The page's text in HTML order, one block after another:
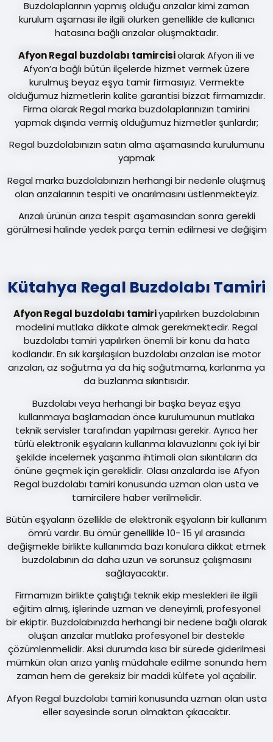
Buzdolaplarının yapmış olduğu arızalar kimi zaman
kurulum aşaması ile ilgili olurken genellikle de kullanıcı
hatasına bağlı arızalar oluşmaktadır.
Afyon Regal buzdolabı tamircisiolarak Afyon ili ve
Afyon’a bağlı bütün ilçelerde hizmet vermek üzere
kurulmuş beyaz eşya tamir firmasıyız. Vermekte
olduğumuz hizmetlerin kalite garantisi bizzat firmamızdır.
Firma olarak Regal marka buzdolaplarınızın tamirini
yapmak dışında vermiş olduğumuz hizmetler şunlardır;
Regal buzdolabınızın satın alma aşamasında kurulumunu
yapmak
Regal marka buzdolabınızın herhangi bir nedenle oluşmuş
olan arızalarının tespiti ve onarılmasını üstlenmekteyiz.
Arızalı ürünün arıza tespit aşamasından sonra gerekli
görülmesi halinde yedek parça temin edilmesi ve değişim
Kütahya Regal Buzdolabı Tamiri
Afyon Regal buzdolabı tamiriyapılırken buzdolabının
modelini mutlaka dikkate almak gerekmektedir. Regal
buzdolabı tamiri yapılırken önemli bir konu da hata
kodlarıdır. En sık karşılaşılan buzdolabı arızaları ise motor
arızaları, az soğutma ya da hiç soğutmama, karlanma ya
da buzlanma sıkıntısıdır.
Buzdolabı veya herhangi bir başka beyaz eşya
kullanmaya başlamadan önce kurulumunun mutlaka
teknik servisler tarafından yapılması gerekir. Ayrıca her
türlü elektronik eşyaların kullanma kılavuzlarını çok iyi bir
şekilde incelemek yaşanma ihtimali olan sıkıntıların da
önüne geçmek için gereklidir. Olası arızalarda ise Afyon
Regal buzdolabı tamiri konusunda uzman olan usta ve
tamircilere haber verilmelidir.
Bütün eşyaların özellikle de elektronik eşyaların bir kullanım
ömrü vardır. Bu ömür genellikle 10- 15 yıl arasında
değişmekle birlikte kullanımda bazı konulara dikkat etmek
buzdolabının da daha uzun ve sorunsuz çalışmasını
sağlayacaktır.
Firmamızın birlikte çalıştığı teknik ekip meslekleri ile ilgili
eğitim almış, işlerinde uzman ve deneyimli, profesyonel
bir ekiptir. Buzdolabınızda herhangi bir nedene bağlı olarak
oluşan arızalar mutlaka profesyonel bir destekle
çözümlenmelidir. Aksi durumda kısa bir sürede giderilmesi
mümkün olan arıza yanlış müdahale edilme sonunda hem
zaman hem de gereksiz bir maddi külfete yol açabilir.
Afyon Regal buzdolabı tamiri konusunda uzman olan usta
eller sayesinde sorun olmaktan çıkacaktır.